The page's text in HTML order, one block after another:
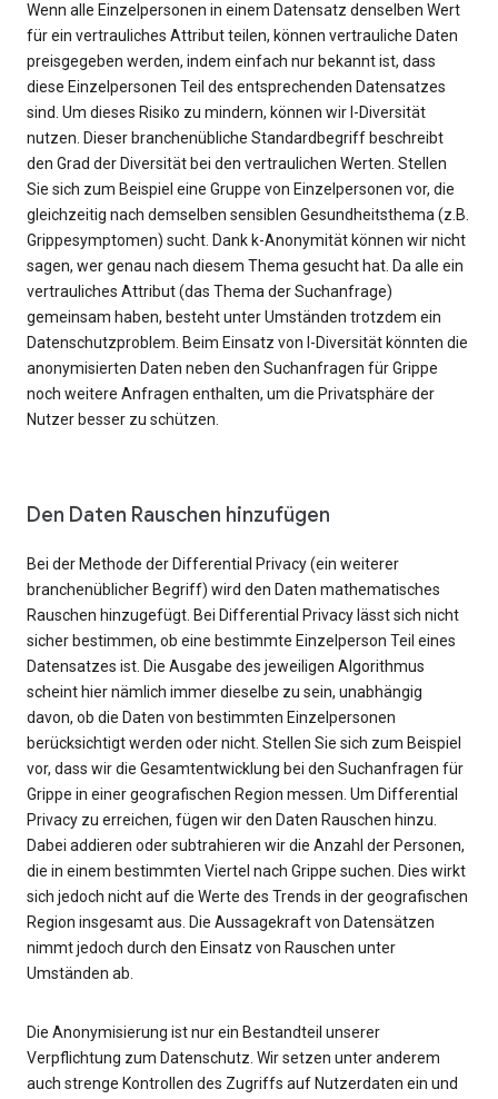
Wenn alle Einzelpersonen in einem Datensatz denselben Wert
für ein vertrauliches Attribut teilen, können vertrauliche Daten
preisgegeben werden, indem einfach nur bekannt ist, dass
diese Einzelpersonen Teil des entsprechenden Datensatzes
sind. Um dieses Risiko zu mindern, können wir l-Diversität
nutzen. Dieser branchenübliche Standardbegriff beschreibt
den Grad der Diversität bei den vertraulichen Werten. Stellen
Sie sich zum Beispiel eine Gruppe von Einzelpersonen vor, die
gleichzeitig nach demselben sensiblen Gesundheitsthema (z.B.
Grippesymptomen) sucht. Dank k-Anonymität können wir nicht
sagen, wer genau nach diesem Thema gesucht hat. Da alle ein
vertrauliches Attribut (das Thema der Suchanfrage)
gemeinsam haben, besteht unter Umständen trotzdem ein
Datenschutzproblem. Beim Einsatz von l-Diversität könnten die
anonymisierten Daten neben den Suchanfragen für Grippe
noch weitere Anfragen enthalten, um die Privatsphäre der
Nutzer besser zu schützen.
Den Daten Rauschen hinzufügen
Bei der Methode der Differential Privacy (ein weiterer
branchenüblicher Begriff) wird den Daten mathematisches
Rauschen hinzugefügt. Bei Differential Privacy lässt sich nicht
sicher bestimmen, ob eine bestimmte Einzelperson Teil eines
Datensatzes ist. Die Ausgabe des jeweiligen Algorithmus
scheint hier nämlich immer dieselbe zu sein, unabhängig
davon, ob die Daten von bestimmten Einzelpersonen
berücksichtigt werden oder nicht. Stellen Sie sich zum Beispiel
vor, dass wir die Gesamtentwicklung bei den Suchanfragen für
Grippe in einer geografischen Region messen. Um Differential
Privacy zu erreichen, fügen wir den Daten Rauschen hinzu.
Dabei addieren oder subtrahieren wir die Anzahl der Personen,
die in einem bestimmten Viertel nach Grippe suchen. Dies wirkt
sich jedoch nicht auf die Werte des Trends in der geografischen
Region insgesamt aus. Die Aussagekraft von Datensätzen
nimmt jedoch durch den Einsatz von Rauschen unter
Umständen ab.
Die Anonymisierung ist nur ein Bestandteil unserer
Verpflichtung zum Datenschutz. Wir setzen unter anderem
auch strenge Kontrollen des Zugriffs auf Nutzerdaten ein und